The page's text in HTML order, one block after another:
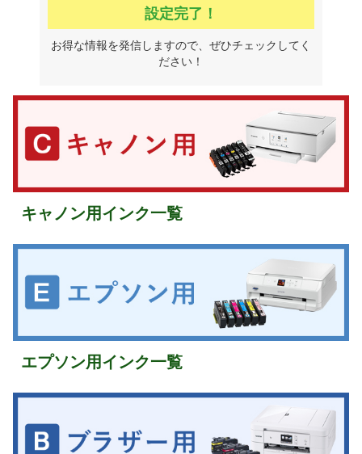
設定完了！
お得な情報を発信しますので、ぜひチェックしてく
ださい！
キャノン用インク一覧
エプソン用インク一覧